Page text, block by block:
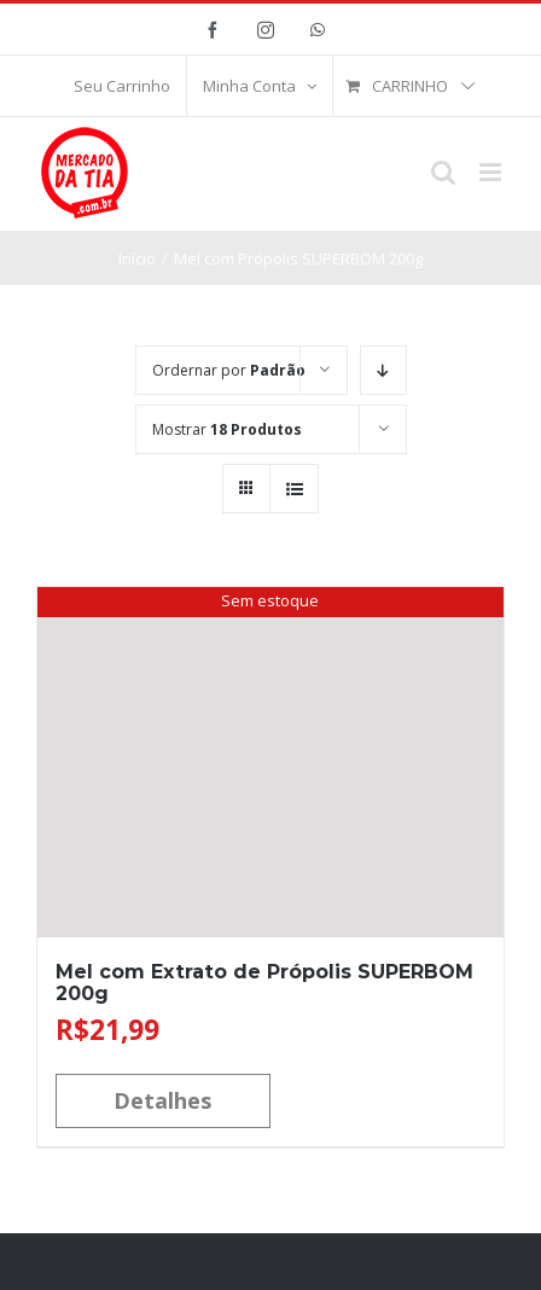
FacebookInstagramWhatsApp
Seu Carrinho Minha Conta CARRINHO
Ordernar por Padrão
Mostrar18 Produtos
Sem estoque
Mel com Extrato de Própolis SUPERBOM
200g
R$21,99
Detalhes